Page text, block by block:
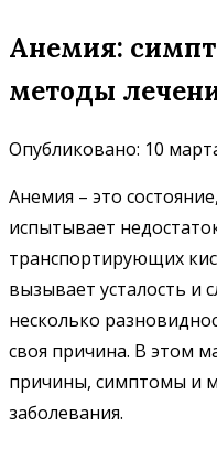
Анемия:
методы
Опубликовано: 10
Анемия – это
испытывает
транспортирующих
вызывает усталость и
несколько
своя причина. В этом
причины, симптомы и
заболевания.